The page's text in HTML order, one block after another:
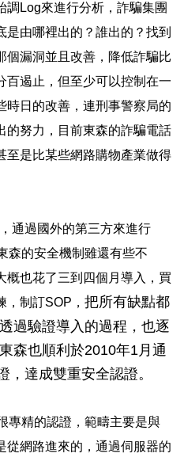
調 Log來進行分析，詐騙集團
由哪裡出的？誰出的？找到
個漏洞並且改善，降低詐騙比
百遏止，但至少可以控制在一
時日的改善，連刑事警察局的
的努力，目前東森的詐騙電話
至是比某些網路購物產業做得
通過國外的第三方來進行
森的安全機制雖還有些不
概也花了三到四個月導入，買
，制訂SOP ， 把所有缺點都
過驗證導入的過程，也逐
森也順利於2010年1月通
，達成雙重安全認證。
專精的認證，範疇主要是與
從網路進來的，通過伺服器的